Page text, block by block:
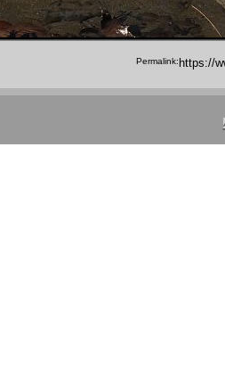
Permalink: